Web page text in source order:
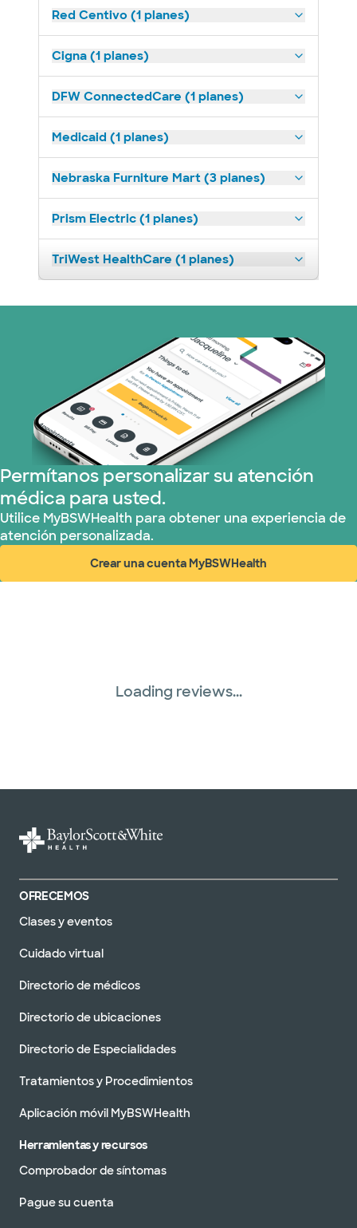
Red Centivo (1 planes)
Cigna (1 planes)
DFW ConnectedCare (1 planes)
Medicaid (1 planes)
Nebraska Furniture Mart (3 planes)
Prism Electric (1 planes)
TriWest HealthCare (1 planes)
Permítanos personalizar su atención
médica para usted.
Utilice MyBSWHealth para obtener una experiencia de
atención personalizada.
Crear una cuenta MyBSWHealth
(abre en ventana nueva)
Loading reviews...
OFRECEMOS
Clases y eventos
Cuidado virtual
Directorio de médicos
Directorio de ubicaciones
Directorio de Especialidades
Tratamientos y Procedimientos
Aplicación móvil MyBSWHealth
Herramientas y recursos
Comprobador de síntomas
Pague su cuenta